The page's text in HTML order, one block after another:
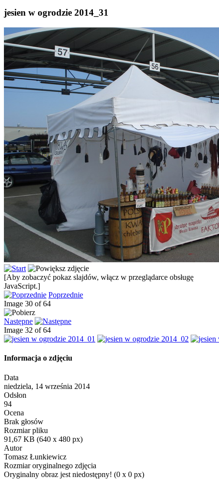
jesien w ogrodzie 2014_31
[Aby zobaczyć pokaz slajdów, włącz w przeglądarce obsługę
JavaScript.]
Poprzednie
Image 30 of 64
Następne
Image 32 of 64
Informacja o zdjęciu
Data
niedziela, 14 września 2014
Odsłon
94
Ocena
Brak głosów
Rozmiar pliku
91,67 KB (640 x 480 px)
Autor
Tomasz Łunkiewicz
Rozmiar oryginalnego zdjęcia
Oryginalny obraz jest niedostępny! (0 x 0 px)